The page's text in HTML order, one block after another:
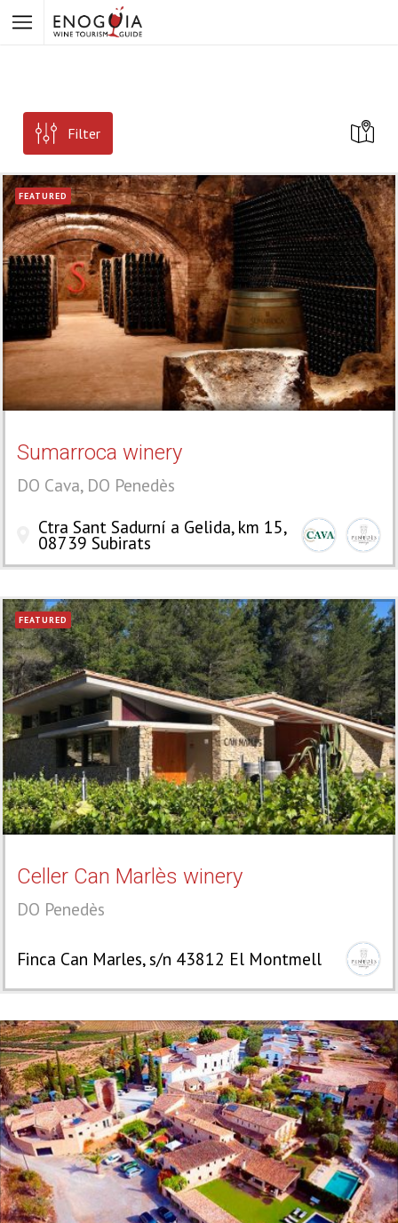
Filter
FEATURED
Sumarroca winery
DO Cava, DO Penedès
Ctra Sant Sadurní a Gelida, km 15,
08739 Subirats
FEATURED
Celler Can Marlès winery
DO Penedès
Finca Can Marles, s/n 43812 El Montmell